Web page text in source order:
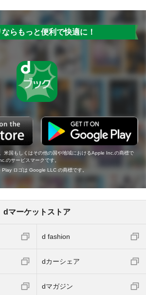
ならもっと便利で快適に！
米国もしくはその他の国や地域におけるApple Inc.の商標で
のサービスマークです。
ロゴは Google LLC の商標です。
dマーケットストア
d fashion
dカーシェア
dマガジン